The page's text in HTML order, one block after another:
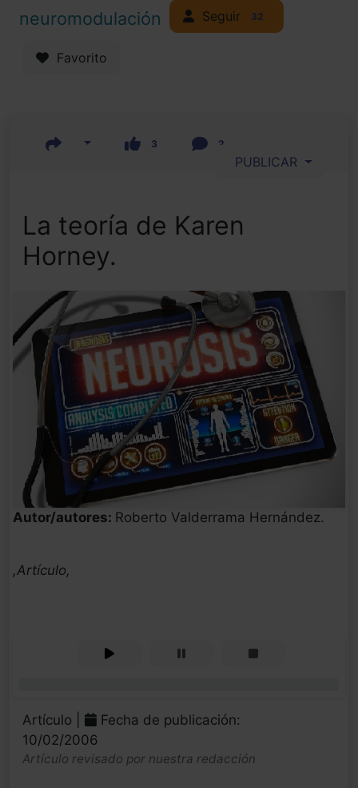
neuromodulación
Seguir 32
Favorito
3 2
PUBLICAR
La teoría de Karen
Horney.
Autor/autores: Roberto Valderrama Hernández.
,Artículo,
Artículo |
Fecha de publicación:
10/02/2006
Artículo revisado por nuestra redacción